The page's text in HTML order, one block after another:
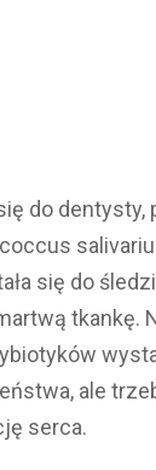
do
się do
tkankę.
ale
serca.